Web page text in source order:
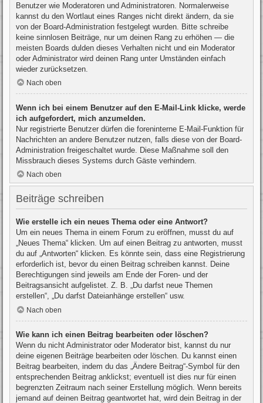
Benutzer wie Moderatoren und Administratoren. Normalerweise
kannst du den Wortlaut eines Ranges nicht direkt ändern, da sie
von der Board-Administration festgelegt wurden. Bitte schreibe
keine sinnlosen Beiträge, nur um deinen Rang zu erhöhen — die
meisten Boards dulden dieses Verhalten nicht und ein Moderator
oder Administrator wird deinen Rang unter Umständen einfach
wieder zurücksetzen.
Nach oben
Wenn ich bei einem Benutzer auf den E-Mail-Link klicke, werde
ich aufgefordert, mich anzumelden.
Nur registrierte Benutzer dürfen die foreninterne E-Mail-Funktion für
Nachrichten an andere Benutzer nutzen, falls diese von der Board-
Administration freigeschaltet wurde. Diese Maßnahme soll den
Missbrauch dieses Systems durch Gäste verhindern.
Nach oben
Beiträge schreiben
Wie erstelle ich ein neues Thema oder eine Antwort?
Um ein neues Thema in einem Forum zu eröffnen, musst du auf
„Neues Thema“ klicken. Um auf einen Beitrag zu antworten, musst
du auf „Antworten“ klicken. Es könnte sein, dass eine Registrierung
erforderlich ist, bevor du einen Beitrag schreiben kannst. Deine
Berechtigungen sind jeweils am Ende der Foren- und der
Beitragsansicht aufgelistet. Z. B. „Du darfst neue Themen
erstellen“, „Du darfst Dateianhänge erstellen“ usw.
Nach oben
Wie kann ich einen Beitrag bearbeiten oder löschen?
Wenn du nicht Administrator oder Moderator bist, kannst du nur
deine eigenen Beiträge bearbeiten oder löschen. Du kannst einen
Beitrag bearbeiten, indem du das „Ändere Beitrag“-Symbol für den
entsprechenden Beitrag anklickst; eventuell ist dies nur für einen
begrenzten Zeitraum nach seiner Erstellung möglich. Wenn bereits
jemand auf deinen Beitrag geantwortet hat, wird dein Beitrag in der